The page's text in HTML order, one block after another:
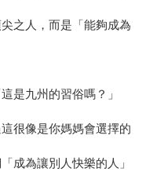
之人，而是「能夠成為
是九州的習俗嗎？」
很像是你媽媽會選擇的
成為讓別人快樂的人」